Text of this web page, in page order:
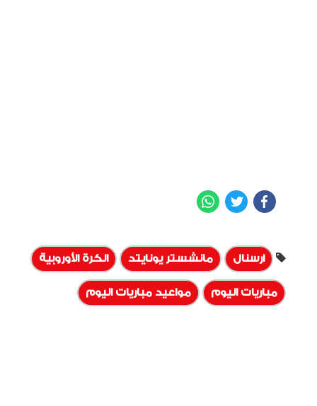
Facebook
Twitter
ارسنال مانشستر يونايتد الكرة الأوروبية
مباريات اليوم مواعيد مباريات اليوم